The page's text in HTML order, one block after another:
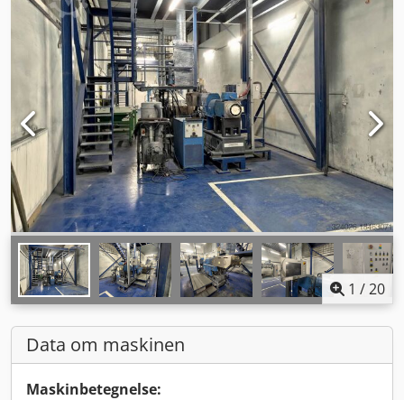
1 /20
Data om maskinen
Maskinbetegnelse: